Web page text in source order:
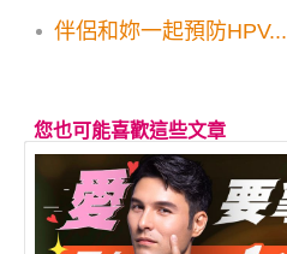
伴侶和妳一起預防HPV...
您也可能喜歡這些文章